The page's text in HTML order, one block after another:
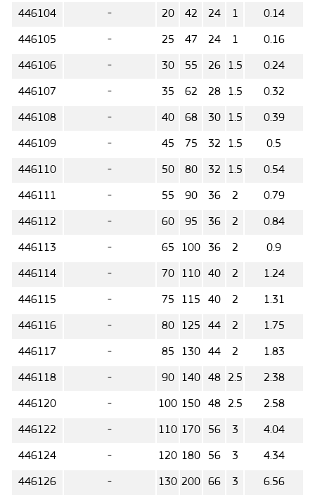
446104 - 20 42 24 1 0.14
446105 - 25 47 24 1 0.16
446106 - 30 55 26 1.5 0.24
446107 - 35 62 28 1.5 0.32
446108 - 40 68 30 1.5 0.39
446109 - 45 75 32 1.5 0.5
446110 - 50 80 32 1.5 0.54
446111 - 55 90 36 2 0.79
446112 - 60 95 36 2 0.84
446113 - 65 100 36 2 0.9
446114 - 70 110 40 2 1.24
446115 - 75 115 40 2 1.31
446116 - 80 125 44 2 1.75
446117 - 85 130 44 2 1.83
446118 - 90 140 48 2.5 2.38
446120 - 100 150 48 2.5 2.58
446122 - 110 170 56 3 4.04
446124 - 120 180 56 3 4.34
446126 - 130 200 66 3 6.56